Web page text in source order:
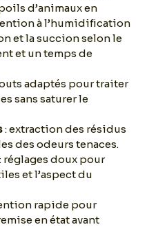
d’animaux en
à l’humidification
et la succion selon le
et un temps de
adaptés pour traiter
sans saturer le
: extraction des résidus
des odeurs tenaces.
: réglages doux pour
et l’aspect du
rapide pour
en état avant